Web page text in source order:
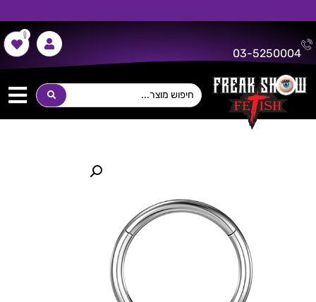
משלוח חינם על כל רכישה מעל 300 ש"ח!
03-5250004
0